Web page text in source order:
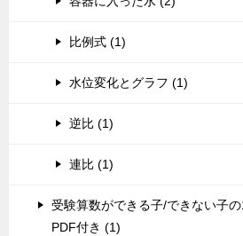
比例式 (1)
水位変化とグラフ (1)
逆比 (1)
連比 (1)
受験算数ができる子/できない子
PDF付き (1)